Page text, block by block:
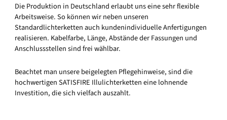
Die Produktion in Deutschland erlaubt uns eine sehr flexible
Arbeitsweise. So können wir neben unseren
Standardlichterketten auch kundenindividuelle Anfertigungen
realisieren. Kabelfarbe, Länge, Abstände der Fassungen und
Anschlussstellen sind frei wählbar.
Beachtet man unsere beigelegten Pflegehinweise, sind die
hochwertigen SATISFIRE Illulichterketten eine lohnende
Investition, die sich vielfach auszahlt.